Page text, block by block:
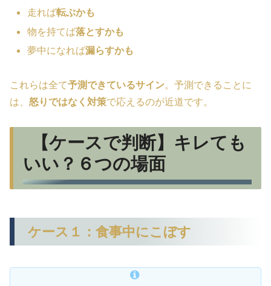
走れば転ぶかも
物を持てば落とすかも
夢中になれば漏らすかも
これらは全て予測できているサイン。予測できることに
は、 怒りではなく対策で応えるのが近道です。
【ケースで判断】キレても
いい？６つの場面
ケース１：食事中にこぼす